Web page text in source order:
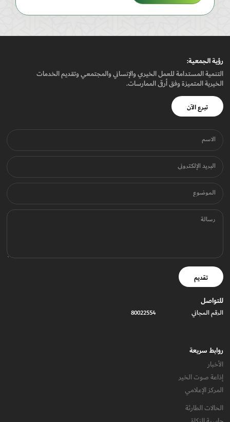
رؤيـة الجمعيـة:
التنمية المستدامة للعمل الخيري والإنساني والمجتمعي وتقديم الخدمات
الخيرية المتميزة وفق أرقى الممارسات.
تبرع الآن
الاسم
البريد الإلكتروني
الموضوع
رسالة
تقديم
للتواصل
الرقم المجاني 80022554
روابط سريعة
الأخبار
إذاعة صوت الخير
المركز الإعلامي
الحالات الطارئة